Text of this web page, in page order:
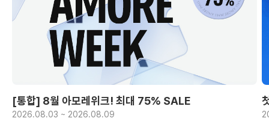
[통합] 8월 아모레위크! 최대 75% SALE
2026.08.03 ~ 2026.08.09